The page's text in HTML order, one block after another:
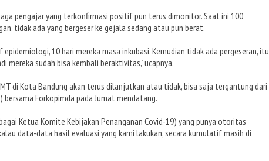
pengajar yang terkonfirmasi positif pun terus dimonitor. Saat ini 100
tidak ada yang bergeser ke gejala sedang atau pun berat.
10 hari mereka masa inkubasi. Kemudian tidak ada pergeseran, itu
mereka sudah bisa kembali beraktivitas," ucapnya.
di Kota Bandung akan terus dilanjutkan atau tidak, bisa saja tergantung dari
bersama Forkopimda pada Jumat mendatang.
Ketua Komite Kebijakan Penanganan Covid-19) yang punya otoritas
data-data hasil evaluasi yang kami lakukan, secara kumulatif masih di